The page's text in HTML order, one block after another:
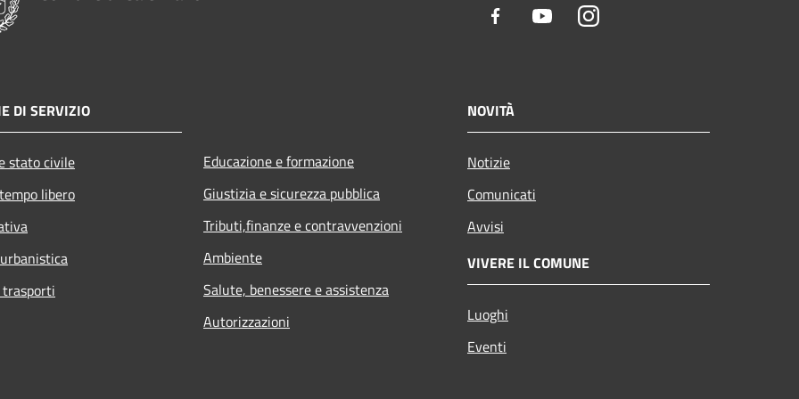
Facebook YoutubeInstagram
DI SERVIZIO
stato civile
libero
Educazione e formazione
Giustizia e sicurezza pubblica
Tributi,finanze e contravvenzioni
Ambiente
Salute, benessere e assistenza
Autorizzazioni
NOVITÀ
Notizie
Comunicati
Avvisi
VIVERE IL COMUNE
Luoghi
Eventi